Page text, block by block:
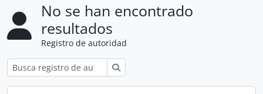
No se han encontrado
resultados
Registro de autoridad